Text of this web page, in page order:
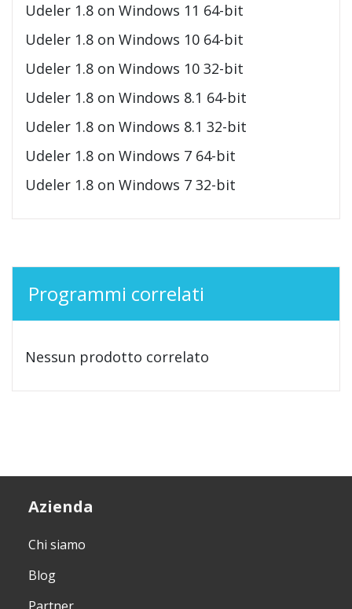
Udeler 1.8 on Windows 11 64-bit
Udeler 1.8 on Windows 10 64-bit
Udeler 1.8 on Windows 10 32-bit
Udeler 1.8 on Windows 8.1 64-bit
Udeler 1.8 on Windows 8.1 32-bit
Udeler 1.8 on Windows 7 64-bit
Udeler 1.8 on Windows 7 32-bit
Programmi correlati
Nessun prodotto correlato
Azienda
Chi siamo
Blog